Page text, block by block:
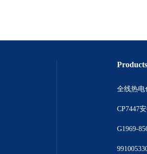
Products
G1969-